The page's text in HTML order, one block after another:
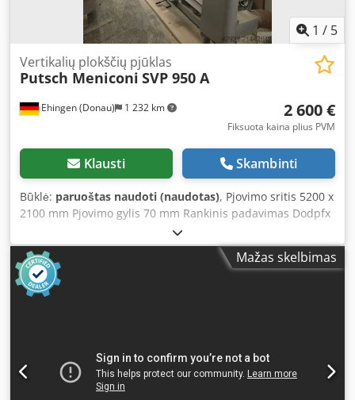
1 / 5
Ehingen (Donau) 1 232 km
Vertikalių plokščių pjūklas
Putsch Meniconi SVP 950 A
2 600 €
Fiksuota kaina plius PVM
Klausti Skambinti
Būklė: paruoštas naudoti (naudotas), Pjovimo sritis 5200 x
2100 mm Pjovimo gylis 70 mm Rankinis padavimas Dodpfx
Aloyrpk Ieyock Automatinė išvengiamoji grotelė Išoriniai
matmenys I x P x A apie 6550 x 1500 x 3010 mm
Mažas skelbimas